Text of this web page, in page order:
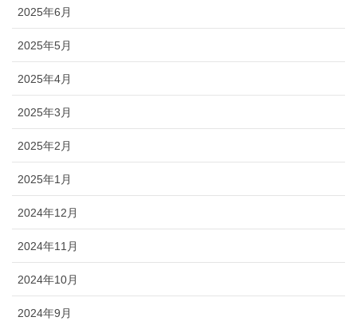
2025年6月
2025年5月
2025年4月
2025年3月
2025年2月
2025年1月
2024年12月
2024年11月
2024年10月
2024年9月